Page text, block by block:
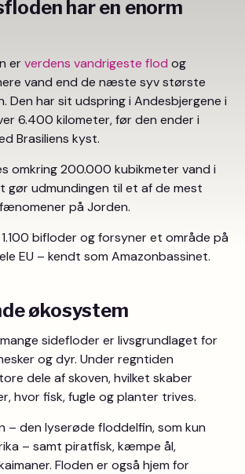
har en enorm
erverdens vandrigeste flod og
vand end de næste syv største
Den har sit udspring i Andesbjergene i
6.400 kilometer, før den ender i
Brasiliens kyst.
omkring 200.000 kubikmeter vand i
gør udmundingen til et af de mest
på Jorden.
bifloder og forsyner et område på
EU – kendt som Amazonbassinet.
økosystem
sidefloder er livsgrundlaget for
og dyr. Under regntiden
dele af skoven, hvilket skaber
hvor fisk, fugle og planter trives.
– den lyserøde floddelfin, som kun
– samt piratfisk, kæmpe ål,
Floden er også hjem for